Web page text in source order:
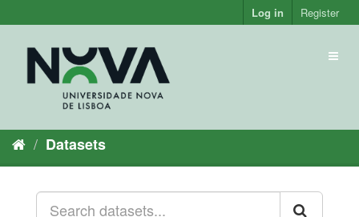
to
Log in Register
Datasets